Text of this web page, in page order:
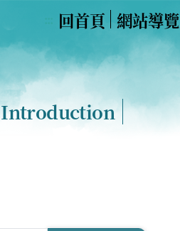
回首頁 網站導覽
Introduction